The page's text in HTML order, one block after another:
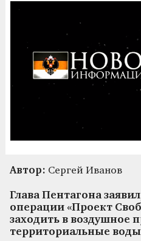
Автор: Сергей Иванов
Глава Пентагона
операции «Проект
заходить в воздушное
территориальные